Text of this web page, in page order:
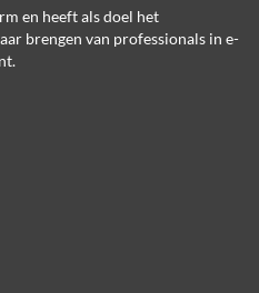
en heeft als doel het
brengen van professionals in e-